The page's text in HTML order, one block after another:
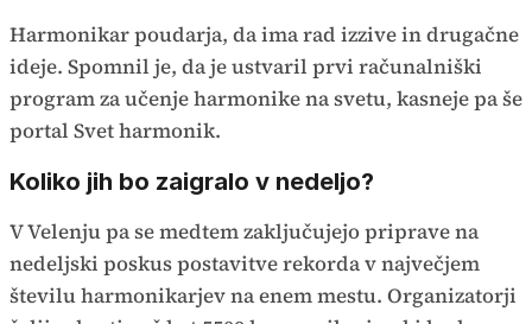
Harmonikar poudarja, da ima rad izzive in drugačne
ideje. Spomnil je, da je ustvaril prvi računalniški
program za učenje harmonike na svetu, kasneje pa še
portal Svet harmonik.
Koliko jih bo zaigralo v nedeljo?
V Velenju pa se medtem zaključujejo priprave na
nedeljski poskus postavitve rekorda v največjem
številu harmonikarjev na enem mestu. Organizatorji